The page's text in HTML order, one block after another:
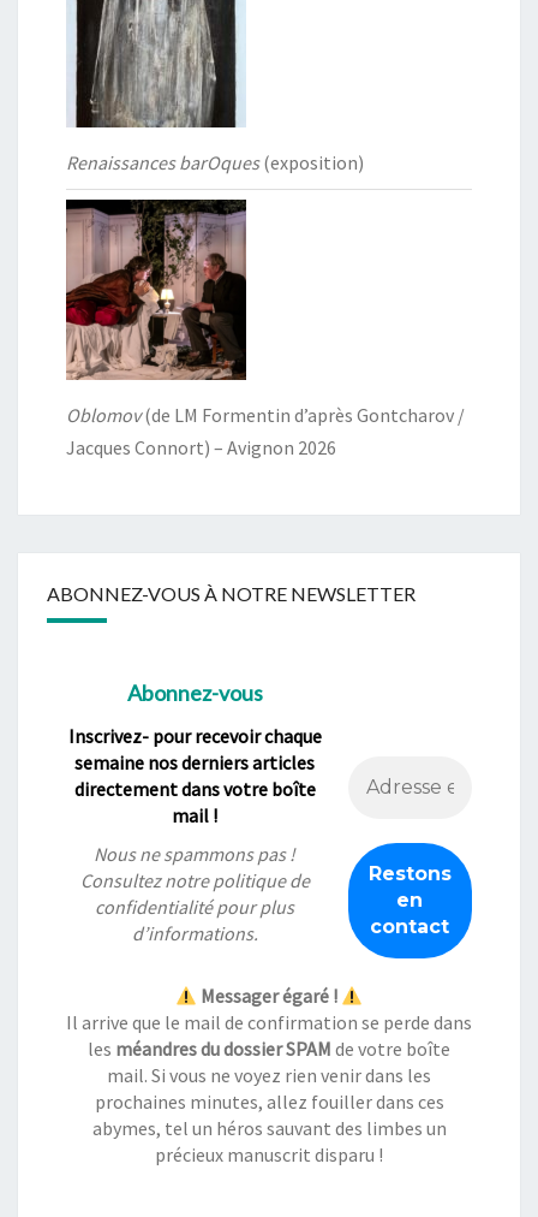
Renaissances barOques(exposition)
Oblomov(de LM Formentin d’après Gontcharov /
Jacques Connort) – Avignon 2026
ABONNEZ-VOUS À NOTRE NEWSLETTER
Abonnez-vous
Inscrivez- pour recevoir chaque
semaine nos derniers articles
directement dans votre boîte
mail !
Nous ne spammons pas !
Consultez notrepolitique de
confidentialitépour plus
d’informations.
Messager égaré !
Il arrive que le mail de confirmation se perde dans
les méandres du dossier SPAM de votre boîte
mail. Si vous ne voyez rien venir dans les
prochaines minutes, allez fouiller dans ces
abymes, tel un héros sauvant des limbes un
précieux manuscrit disparu !